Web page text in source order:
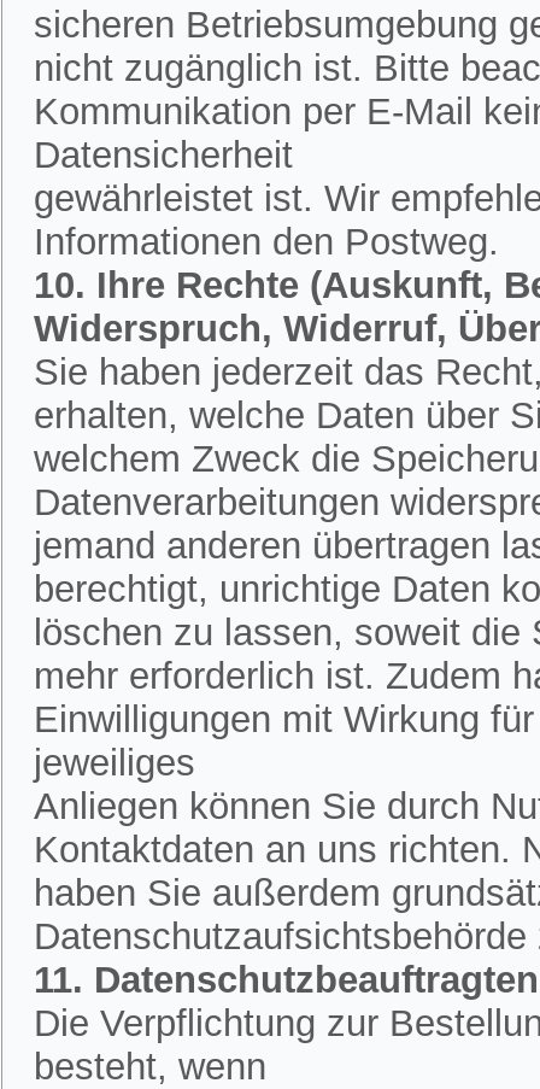
sicheren Betriebsumgebung
nicht zugänglich ist. Bitte
Kommunikation per E-Mail
Datensicherheit
gewährleistet ist. Wir
Informationen den Postweg.
10. Ihre Rechte (Auskunft,
Widerspruch, Widerruf,
Sie haben jederzeit das
erhalten, welche Daten über
welchem Zweck die
Datenverarbeitungen
jemand anderen übertragen
berechtigt, unrichtige Daten
löschen zu lassen, soweit
mehr erforderlich ist. Zudem
Einwilligungen mit Wirkung
jeweiliges
Anliegen können Sie durch
Kontaktdaten an uns richten.
haben Sie außerdem
11. Datenschutzbeauftragten
Die Verpflichtung zur
besteht, wenn